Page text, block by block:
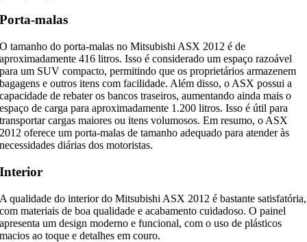
Porta-malas
O tamanho do porta-malas no Mitsubishi ASX 2012 é de
aproximadamente 416 litros. Isso é considerado um espaço razoável
para um SUV compacto, permitindo que os proprietários armazenem
bagagens e outros itens com facilidade. Além disso, o ASX possui a
capacidade de rebater os bancos traseiros, aumentando ainda mais o
espaço de carga para aproximadamente 1.200 litros. Isso é útil para
transportar cargas maiores ou itens volumosos. Em resumo, o ASX
2012 oferece um porta-malas de tamanho adequado para atender às
necessidades diárias dos motoristas.
Interior
A qualidade do interior do Mitsubishi ASX 2012 é bastante satisfatória,
com materiais de boa qualidade e acabamento cuidadoso. O painel
apresenta um design moderno e funcional, com o uso de plásticos
macios ao toque e detalhes em couro.